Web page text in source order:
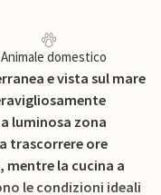
Animale domestico
e vista sul mare
luminosa zona
trascorrere ore
la cucina a
le condizioni ideali